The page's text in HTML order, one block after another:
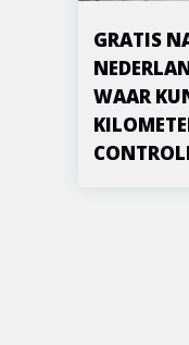
GRATIS
WAAR